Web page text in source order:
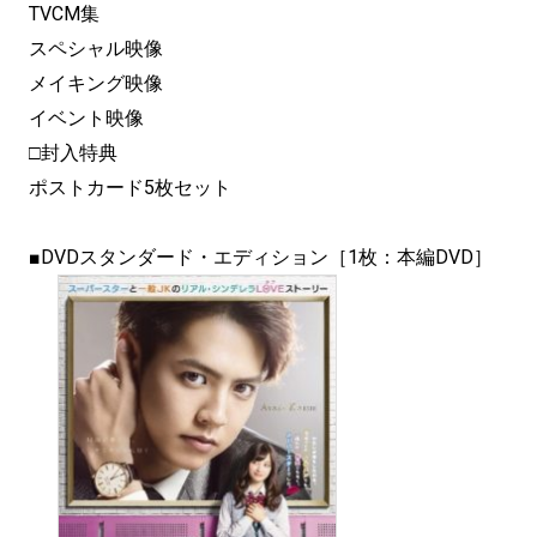
TVCM集
スペシャル映像
メイキング映像
イベント映像
□封入特典
ポストカード5枚セット
■DVDスタンダード・エディション［1枚：本編DVD］